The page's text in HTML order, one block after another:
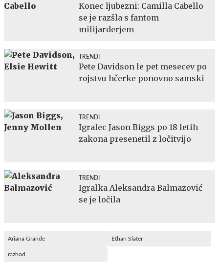
Konec ljubezni: Camilla Cabello
se je razšla s fantom
milijarderjem
TRENDI
Pete Davidson le pet mesecev po
rojstvu hčerke ponovno samski
TRENDI
Igralec Jason Biggs po 18 letih
zakona presenetil z ločitvijo
TRENDI
Igralka Aleksandra Balmazović
se je ločila
Ariana Grande Ethan Slater
razhod